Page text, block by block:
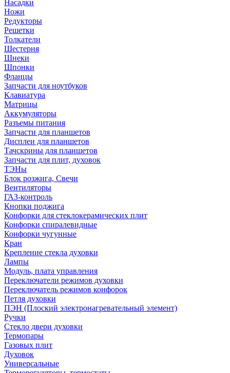
Насадки
Ножи
Редукторы
Решетки
Толкатели
Шестерня
Шнеки
Шпонки
Фланцы
Запчасти для ноутбуков
Клавиатура
Матрицы
Аккумуляторы
Разъемы питания
Запчасти для планшетов
Дисплеи для планшетов
Тачскрины для планшетов
Запчасти для плит, духовок
ТЭНы
Блок розжига, Свечи
Вентиляторы
ГАЗ-контроль
Кнопки поджига
Конфорки для стеклокерамических плит
Конфорки спиралевидные
Конфорки чугунные
Кран
Крепление стекла духовки
Лампы
Модуль, плата управления
Переключатели режимов духовки
Переключатель режимов конфорок
Петля духовки
ПЭН (Плоский электронагревательный элемент)
Ручки
Стекло двери духовки
Термопары
Газовых плит
Духовок
Универсальные